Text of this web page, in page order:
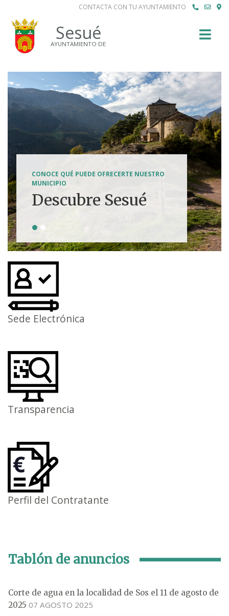
CONTACTA CON TU AYUNTAMIENTO
Sesué
AYUNTAMIENTO DE
CONOCE QUÉ PUEDE OFRECERTE NUESTRO
MUNICIPIO
Descubre Sesué
Tierra de
aventuras
Sede Electrónica
Transparencia
Perfil del Contratante
Tablón de anuncios
Corte de agua en la localidad de Sos el 11 de agosto de
2025 07 AGOSTO 2025